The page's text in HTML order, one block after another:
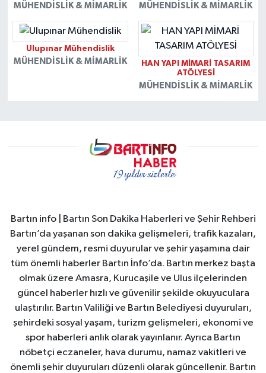
MÜHENDISLIK & MIMARLIK MÜHENDISLIK & MIMARLIK
Ulupınar Mühendislik
MÜHENDISLIK & MIMARLIK
HAN YAPI MİMARİ TASARIM
ATÖLYESİ
MÜHENDISLIK & MIMARLIK
Bartın info | Bartın Son Dakika Haberleri ve Şehir Rehberi
Bartın’da yaşanan son dakika gelişmeleri, trafik kazaları,
yerel gündem, resmi duyurular ve şehir yaşamına dair
tüm önemli haberler Bartın İnfo’da. Bartın merkez başta
olmak üzere Amasra, Kurucaşile ve Ulus ilçelerinden
güncel haberler hızlı ve güvenilir şekilde okuyuculara
ulaştırılır. Bartın Valiliği ve Bartın Belediyesi duyuruları,
şehirdeki sosyal yaşam, turizm gelişmeleri, ekonomi ve
spor haberleri anlık olarak yayınlanır. Ayrıca Bartın
nöbetçi eczaneler, hava durumu, namaz vakitleri ve
önemli şehir duyuruları düzenli olarak güncellenir. Bartın